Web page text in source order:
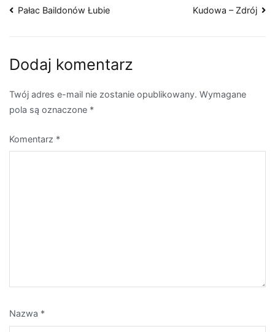
Nawigacja
Pałac Baildonów Łubie Kudowa – Zdrój
Dodaj komentarz
Twój adres e-mail nie zostanie opublikowany. Wymagane
pola są oznaczone *
Komentarz *
Nazwa *